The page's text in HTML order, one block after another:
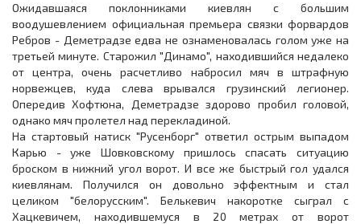
Ожидавшаяся поклонниками киевлян с большим
воодушевлением официальная премьера связки форвардов
Ребров - Деметрадзе едва не ознаменовалась голом уже на
третьей минуте. Старожил "Динамо", находившийся недалеко
от центра, очень расчетливо набросил мяч в штрафную
норвежцев, куда слева врывался грузинский легионер.
Опередив Хофтюна, Деметрадзе здорово пробил головой,
однако мяч пролетел над перекладиной.
На стартовый натиск "Русенборг" ответил острым выпадом
Карью - уже Шовковскому пришлось спасать ситуацию
броском в нижний угол ворот. И все же быстрый гол удался
киевлянам. Получился он довольно эффектным и стал
целиком "белорусским". Белькевич накоротке сыграл с
Хацкевичем, находившемуся в 20 метрах от ворот